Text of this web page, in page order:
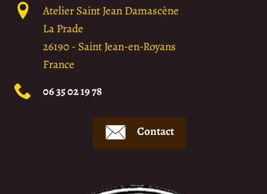
Atelier Saint Jean Damascène
La Prade
26190- Saint Jean-en-Royans
France
06 35 02 19 78
Contact